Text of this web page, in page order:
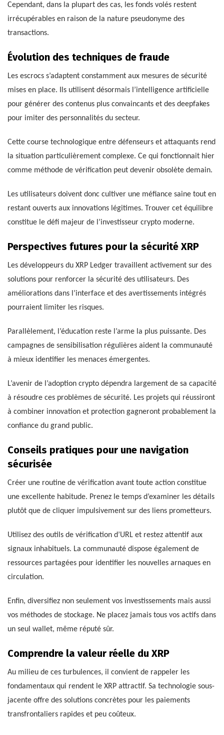
Cependant, dans la plupart des cas, les fonds volés restent
irrécupérables en raison de la nature pseudonyme des
transactions.
Évolution des techniques de fraude
Les escrocs s’adaptent constamment aux mesures de sécurité
mises en place. Ils utilisent désormais l’intelligence artificielle
pour générer des contenus plus convaincants et des deepfakes
pour imiter des personnalités du secteur.
Cette course technologique entre défenseurs et attaquants rend
la situation particulièrement complexe. Ce qui fonctionnait hier
comme méthode de vérification peut devenir obsolète demain.
Les utilisateurs doivent donc cultiver une méfiance saine tout en
restant ouverts aux innovations légitimes. Trouver cet équilibre
constitue le défi majeur de l’investisseur crypto moderne.
Perspectives futures pour la sécurité XRP
Les développeurs du XRP Ledger travaillent activement sur des
solutions pour renforcer la sécurité des utilisateurs. Des
améliorations dans l’interface et des avertissements intégrés
pourraient limiter les risques.
Parallèlement, l’éducation reste l’arme la plus puissante. Des
campagnes de sensibilisation régulières aident la communauté
à mieux identifier les menaces émergentes.
L’avenir de l’adoption crypto dépendra largement de sa capacité
à résoudre ces problèmes de sécurité. Les projets qui réussiront
à combiner innovation et protection gagneront probablement la
confiance du grand public.
Conseils pratiques pour une navigation
sécurisée
Créer une routine de vérification avant toute action constitue
une excellente habitude. Prenez le temps d’examiner les détails
plutôt que de cliquer impulsivement sur des liens prometteurs.
Utilisez des outils de vérification d’URL et restez attentif aux
signaux inhabituels. La communauté dispose également de
ressources partagées pour identifier les nouvelles arnaques en
circulation.
Enfin, diversifiez non seulement vos investissements mais aussi
vos méthodes de stockage. Ne placez jamais tous vos actifs dans
un seul wallet, même réputé sûr.
Comprendre la valeur réelle du XRP
Au milieu de ces turbulences, il convient de rappeler les
fondamentaux qui rendent le XRP attractif. Sa technologie sous-
jacente offre des solutions concrètes pour les paiements
transfrontaliers rapides et peu coûteux.